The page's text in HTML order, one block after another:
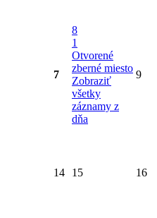
7
8
1
Otvorené
zberné miesto
Zobraziť
všetky
záznamy z
dňa
9
14 15 16